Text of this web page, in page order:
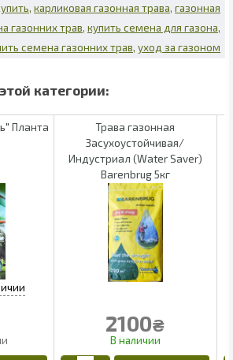
карликовая газонная трава газонная
газонних трав купить семена для газона
семена газонних трав уход за газоном
Планта
Трава газонная
Засухоустойчивая/
Индустриал (Water Saver)
Barenbrug 5кг
2100₴